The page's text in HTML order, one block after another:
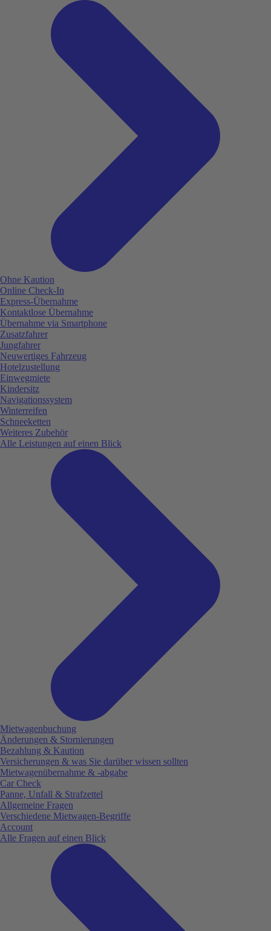
Ohne Kaution
Online Check-In
Express-Übernahme
Kontaktlose Übernahme
Übernahme via Smartphone
Zusatzfahrer
Jungfahrer
Neuwertiges Fahrzeug
Hotelzustellung
Einwegmiete
Kindersitz
Navigationssystem
Winterreifen
Schneeketten
Weiteres Zubehör
Alle Leistungen auf einen Blick
Mietwagenbuchung
Änderungen & Stornierungen
Bezahlung & Kaution
Versicherungen & was Sie darüber wissen sollten
Mietwagenübernahme & -abgabe
Car Check
Panne, Unfall & Strafzettel
Allgemeine Fragen
Verschiedene Mietwagen-Begriffe
Account
Alle Fragen auf einen Blick